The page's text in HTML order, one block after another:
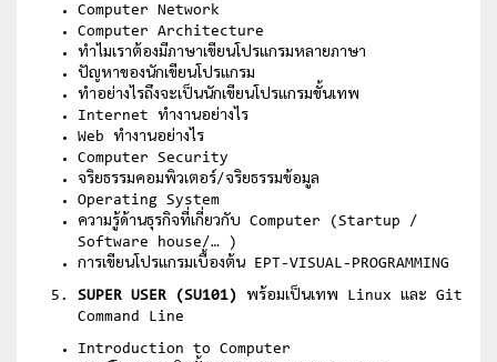
Computer Network
Computer Architecture
ทำไมเราต้องมีภาษาเขียนโปรแกรมหลายภาษา
ปัญหาของนักเขียนโปรแกรม
ทำอย่างไรถึงจะเป็นนักเขียนโปรแกรมขั้นเทพ
Internet ทำงานอย่างไร
Web ทำงานอย่างไร
Computer Security
จริยธรรมคอมพิวเตอร์/จริยธรรมข้อมูล
Operating System
ความรู้ด้านธุรกิจที่เกี่ยวกับ Computer (Startup /
Software house/… )
การเขียนโปรแกรมเบื้องต้น EPT-VISUAL-PROGRAMMING
SUPER USER (SU101) พร้อมเป็นเทพ Linux และ Git
Command Line
Introduction to Computer